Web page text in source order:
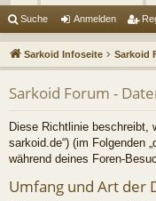
ch
ne
llz
ug
riff
Suche Anmelden
Sarkoid Infoseite Sarkoid
Sarkoid Forum -
Diese Richtlinie beschreibt,
sarkoid.de“) (im Folgenden
während deines Foren-
Umfang und Art der